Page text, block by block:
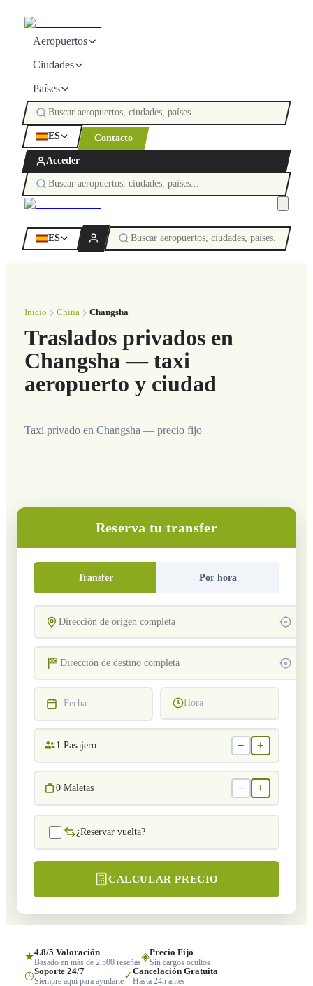
Aeropuertos
Ciudades
Países
ES Contacto
Acceder
ES
Inicio China Changsha
Traslados privados en
Changsha — taxi
aeropuerto y ciudad
Taxi privado en Changsha — precio fijo
Reserva tu transfer
Transfer Por hora
Fecha Hora
1 Pasajero − +
0 Maletas − +
¿Reservar vuelta?
CALCULAR PRECIO
★4.8/5 Valoración
Basado en más de 2,500 reseñas◈Precio Fijo
Sin cargos ocultos
◷Soporte 24/7
Siempre aquí para ayudarte✓Cancelación Gratuita
Hasta 24h antes